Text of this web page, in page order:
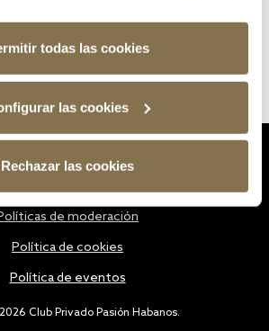
todas las cookies
las cookies
Rechazar las cookies
Club Privado Pasión Habanos.
de moderación
Política de cookies
Política de eventos